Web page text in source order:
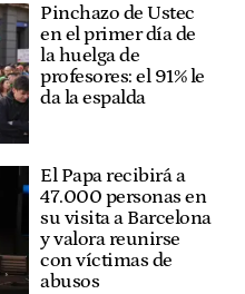
Pinchazo de Ustec
en el primer día de
la huelga de
profesores: el 91% le
da la espalda
El Papa recibirá a
47.000 personas en
su visita a Barcelona
y valora reunirse
con víctimas de
abusos